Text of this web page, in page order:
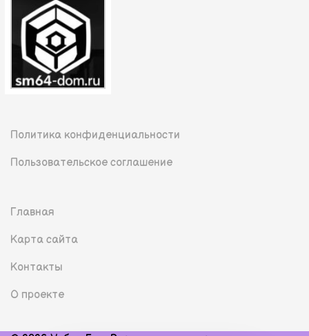
Политика конфиденциальности
Пользовательское соглашение
Главная
Карта сайта
Контакты
О проекте